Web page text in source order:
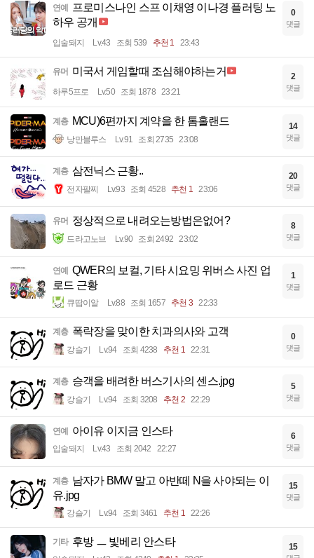
연예 프로미스나인 스프 이채영 이나경 플러팅 노
하우 공개
입술돼지 Lv.43 조회 539 추천 1 23:43
0
댓글
유머 미국서 게임할때 조심해야하는거
하루5프로 Lv.50 조회 1878 23:21
2
댓글
계층 MCU)6편까지 계약을 한 톰홀랜드
낭만블루스 Lv.91 조회 2735 23:08
14
댓글
계층 삼전닉스 근황..
전자팔찌 Lv.93 조회 4528 추천 1 23:06
20
댓글
유머 정상적으로 내려오는방법은없어?
드라고노브 Lv.90 조회 2492 23:02
8
댓글
연예 QWER의 보컬, 기타 시요밍 위버스 사진 업
로드 근황
큐땁이알 Lv.88 조회 1657 추천 3 22:33
1
댓글
계층 폭락장을 맞이한 치과의사와 고객
강슬기 Lv.94 조회 4238 추천 1 22:31
0
댓글
계층 승객을 배려한 버스기사의 센스.jpg
강슬기 Lv.94 조회 3208 추천 2 22:29
5
댓글
연예 아이유 이지금 인스타
입술돼지 Lv.43 조회 2042 22:27
6
댓글
계층 남자가 BMW 말고 아반떼 N을 사야되는 이
유.jpg
강슬기 Lv.94 조회 3461 추천 1 22:26
15
댓글
기타 후방 ㅡ 빛베리 안스타 15